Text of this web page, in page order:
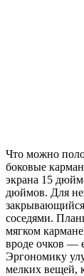
Что можно
боковые
экрана 15
дюймов. Для
соседями.
мягком
вроде очков —
Эргономику
мелких вещей,